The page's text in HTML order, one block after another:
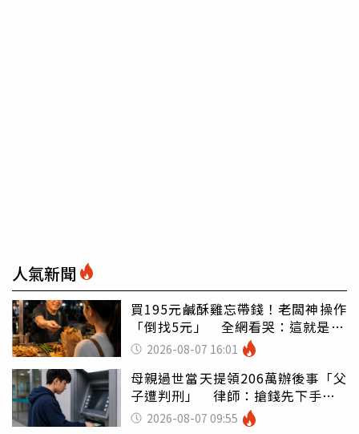
人氣新聞
買195元鹹酥雞忘帶錢！老闆神操作
「倒找5元」 全網看哭：這就是台
灣 2026-08-07 16:01
母親過世當天提領206萬辦後事「父
子遭判刑」 律師：搶錢先下手是
罪 2026-08-07 09:55